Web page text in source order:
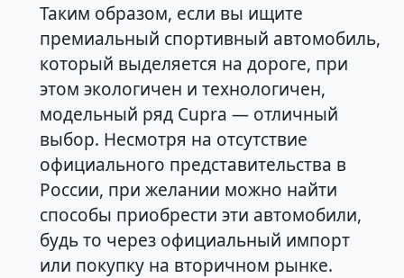
Таким образом, если вы ищите
премиальный спортивный автомобиль,
который выделяется на дороге, при
этом экологичен и технологичен,
модельный ряд Cupra — отличный
выбор. Несмотря на отсутствие
официального представительства в
России, при желании можно найти
способы приобрести эти автомобили,
будь то через официальный импорт
или покупку на вторичном рынке.